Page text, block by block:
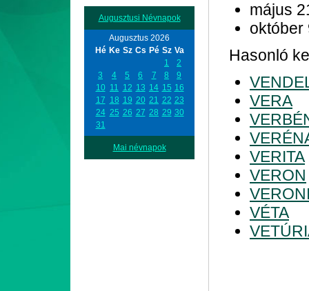
Augusztusi Névnapok
Augusztus 2026
Hé Ke Sz Cs Pé Sz Va
1
2
3
4 5 6 7 8
9
10 11 12 13 14 15 16
17 18 19 20 21 22 23
24 25 26 27 28 29 30
31
Mai névnapok
május
október
Hasonló
VERA
VERITA
VERON
VÉTA